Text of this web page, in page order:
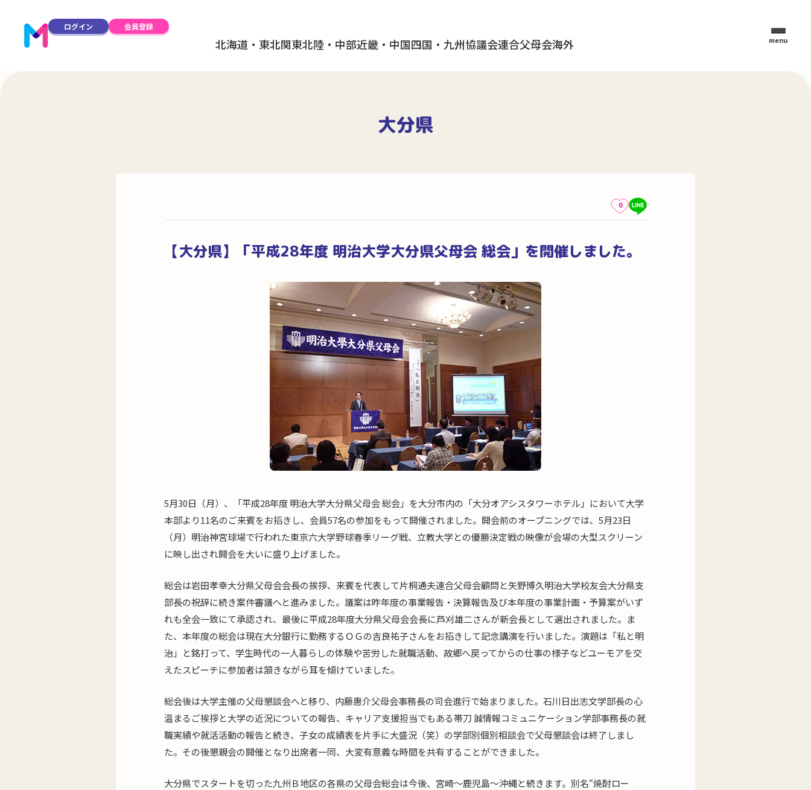
ログイン 会員登録
北海道・東北関東北陸・中部近畿・中国四国・九州協議会連合父母会海外 menu
大分県
0
【大分県】「平成28年度 明治大学大分県父母会 総会」を開催しました。
5月30日（月）、「平成28年度 明治大学大分県父母会 総会」を大分市内の「大分オアシスタワーホテル」において大学
本部より11名のご来賓をお招きし、会員57名の参加をもって開催されました。開会前のオープニングでは、5月23日
（月）明治神宮球場で行われた東京六大学野球春季リーグ戦、立教大学との優勝決定戦の映像が会場の大型スクリーン
に映し出され開会を大いに盛り上げました。
総会は岩田孝幸大分県父母会会長の挨拶、来賓を代表して片桐通夫連合父母会顧問と矢野博久明治大学校友会大分県支
部長の祝辞に続き案件審議へと進みました。議案は昨年度の事業報告・決算報告及び本年度の事業計画・予算案がいず
れも全会一致にて承認され、最後に平成28年度大分県父母会会長に芦刈雄二さんが新会長として選出されました。ま
た、本年度の総会は現在大分銀行に勤務するＯＧの吉良祐子さんをお招きして記念講演を行いました。演題は「私と明
治」と銘打って、学生時代の一人暮らしの体験や苦労した就職活動、故郷へ戻ってからの仕事の様子などユーモアを交
えたスピーチに参加者は頷きながら耳を傾けていました。
総会後は大学主催の父母懇談会へと移り、内藤惠介父母会事務長の司会進行で始まりました。石川日出志文学部長の心
温まるご挨拶と大学の近況についての報告、キャリア支援担当でもある帯刀 誠情報コミュニケーション学部事務長の就
職実績や就活活動の報告と続き、子女の成績表を片手に大盛況（笑）の学部別個別相談会で父母懇談会は終了しまし
た。その後懇親会の開催となり出席者一同、大変有意義な時間を共有することができました。
大分県でスタートを切った九州Ｂ地区の各県の父母会総会は今後、宮崎～鹿児島～沖縄と続きます。別名“焼酎ロー